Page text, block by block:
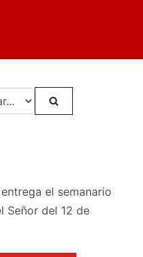
el semanario
Señor del 12 de